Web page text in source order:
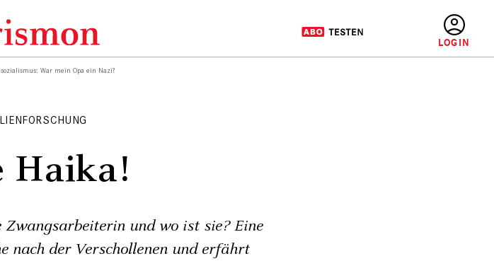
War mein Opa ein Nazi?
Haika!
und wo ist sie? Eine
nach der Verschollenen und erfährt